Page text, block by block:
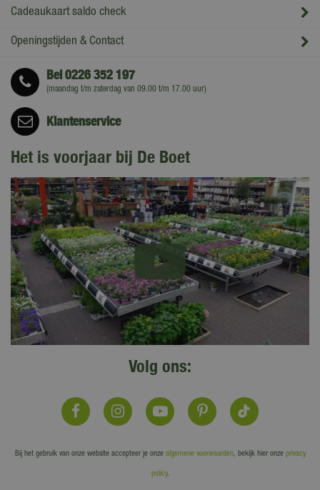
Cadeaukaart saldo check
Openingstijden & Contact
Bel0226 352 197
(maandag t/m zaterdag van 09.00 t/m 17.00 uur)
Klantenservice
Het is voorjaar bij De Boet
Volg ons:
Bij het gebruik van onze website accepteer je onze algemene voorwaarden, bekijk hier onze privacy
policy.